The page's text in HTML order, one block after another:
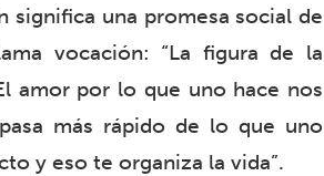
significa una promesa social de
vocación: “La figura de la
amor por lo que uno hace nos
más rápido de lo que uno
y eso te organiza la vida”.